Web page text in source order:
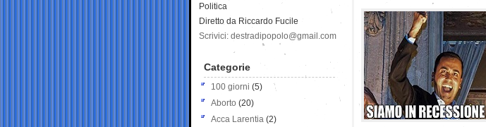
Politica
Diretto da Riccardo Fucile
Scrivici: destradipopolo@gmail.com
Categorie
100 giorni (5)
Aborto (20)
Acca Larentia (2)